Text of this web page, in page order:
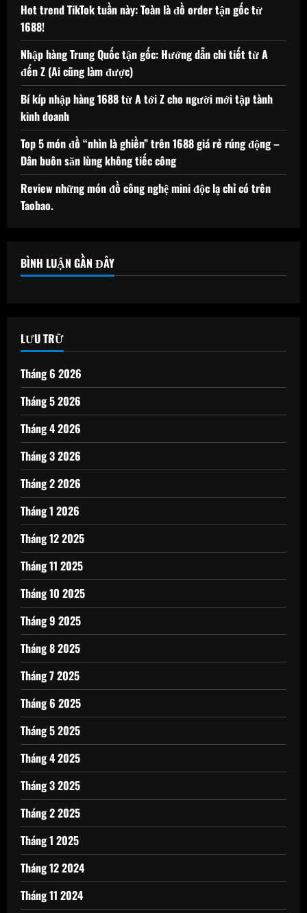
Hot trend TikTok tuần này: Toàn là đồ order tận gốc từ
1688!
Nhập hàng Trung Quốc tận gốc: Hướng dẫn chi tiết từ A
đến Z (Ai cũng làm được)
Bí kíp nhập hàng 1688 từ A tới Z cho người mới tập tành
kinh doanh
Top 5 món đồ “nhìn là ghiền” trên 1688 giá rẻ rúng động –
Dân buôn săn lùng không tiếc công
Review những món đồ công nghệ mini độc lạ chỉ có trên
Taobao.
BÌNH LUẬN GẦN ĐÂY
LƯU TRỮ
Tháng 6 2026
Tháng 5 2026
Tháng 4 2026
Tháng 3 2026
Tháng 2 2026
Tháng 1 2026
Tháng 12 2025
Tháng 11 2025
Tháng 10 2025
Tháng 9 2025
Tháng 8 2025
Tháng 7 2025
Tháng 6 2025
Tháng 5 2025
Tháng 4 2025
Tháng 3 2025
Tháng 2 2025
Tháng 1 2025
Tháng 12 2024
Tháng 11 2024